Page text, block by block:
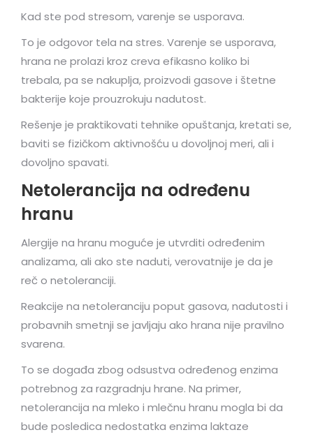
Kad ste pod stresom, varenje se usporava.
To je odgovor tela na stres. Varenje se usporava,
hrana ne prolazi kroz creva efikasno koliko bi
trebala, pa se nakuplja, proizvodi gasove i štetne
bakterije koje prouzrokuju nadutost.
Rešenje je praktikovati tehnike opuštanja, kretati se,
baviti se fizičkom aktivnošću u dovoljnoj meri, ali i
dovoljno spavati.
Netolerancija na određenu
hranu
Alergije na hranu moguće je utvrditi određenim
analizama, ali ako ste naduti, verovatnije je da je
reč o netoleranciji.
Reakcije na netoleranciju poput gasova, nadutosti i
probavnih smetnji se javljaju ako hrana nije pravilno
svarena.
To se događa zbog odsustva određenog enzima
potrebnog za razgradnju hrane. Na primer,
netolerancija na mleko i mlečnu hranu mogla bi da
bude posledica nedostatka enzima laktaze